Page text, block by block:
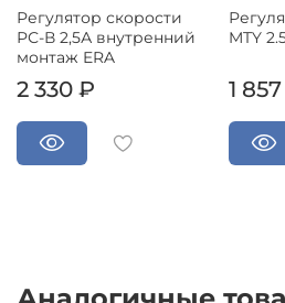
Регулятор скорости
РС-В 2,5А внутренний
монтаж ERA
2 330 ₽
MTY
1